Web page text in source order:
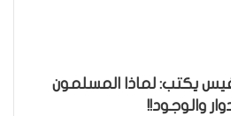
يكتب: لماذا المسلمون
والوجود!!